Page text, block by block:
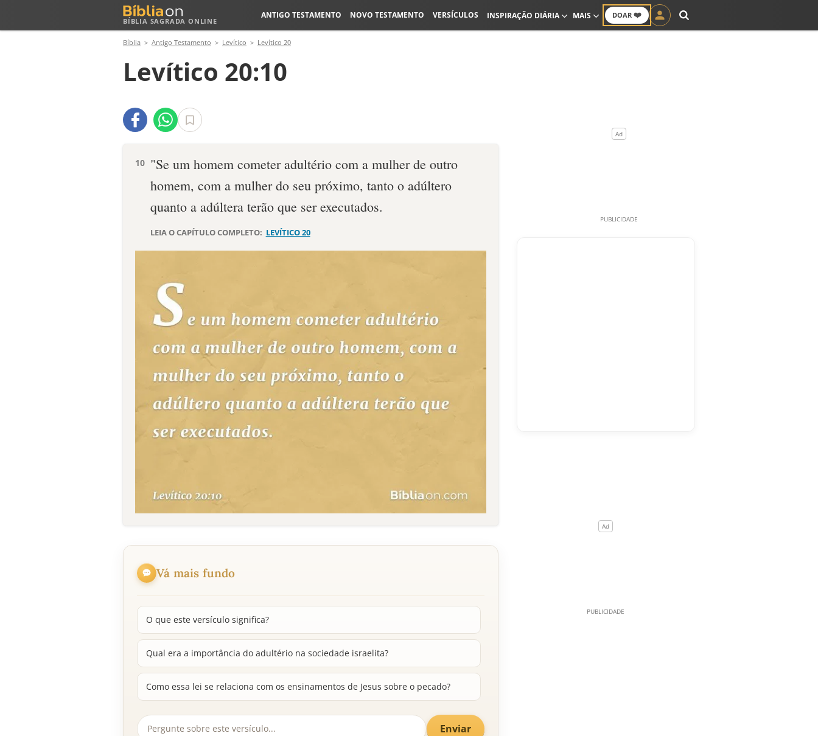
BÍBLIA SAGRADA ONLINE
DOAR ❤️
ANTIGO TESTAMENTO NOVO TESTAMENTO VERSÍCULOS INSPIRAÇÃO DIÁRIA MAIS
Bíblia Antigo Testamento Levítico Levítico 20
Levítico 20:10
10 "Se um homem cometer adultério com a mulher de outro
homem, com a mulher do seu próximo, tanto o adúltero
quanto a adúltera terão que ser executados.
LEIA O CAPÍTULO COMPLETO: LEVÍTICO 20
Vá mais fundo
O que este versículo significa?
Qual era a importância do adultério na sociedade israelita?
Como essa lei se relaciona com os ensinamentos de Jesus sobre o pecado?
Enviar